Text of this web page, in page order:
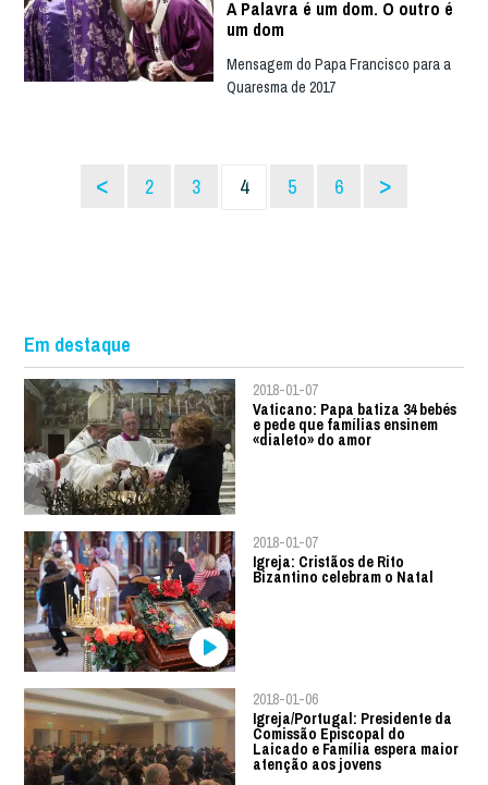
A Palavra é um dom. O outro é
um dom
Mensagem do Papa Francisco para a
Quaresma de 2017
< 2 3 4 5 6 >
Em destaque
2018-01-07
Vaticano: Papa batiza 34 bebés
e pede que famílias ensinem
«dialeto» do amor
2018-01-07
Igreja: Cristãos de Rito
Bizantino celebram o Natal
2018-01-06
Igreja/Portugal: Presidente da
Comissão Episcopal do
Laicado e Família espera maior
atenção aos jovens